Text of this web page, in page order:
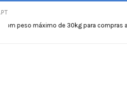
máximo de 30kg para compras a partir